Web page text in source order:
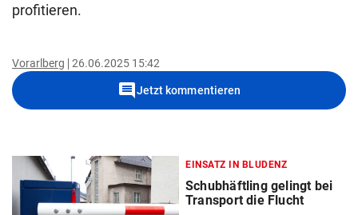
profitieren.
Vorarlberg 26.06.2025 15:42
commentJetzt kommentieren
EINSATZ IN BLUDENZ
Schubhäftling gelingt bei
Transport die Flucht